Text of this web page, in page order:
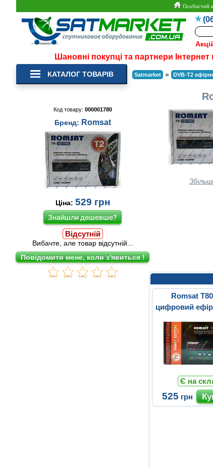
Особистий
Шановні покупці та партнери
КАТАЛОГ ТОВАРІВ Satmarket » DVB-T2
Код товару: 000001780
Бренд: Romsat
Ціна: 529 грн
Знайшли дешевше?
Відсутній
Вибачте, але товар відсутній...
Romsat
цифровий
Є на
525 грн